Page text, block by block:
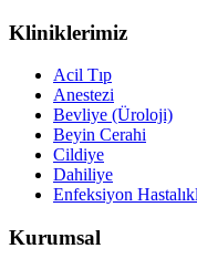
Kliniklerimiz
Acil Tıp
Anestezi
Bevliye (Üroloji)
Beyin Cerahi
Cildiye
Dahiliye
Enfeksiyon
Kurumsal